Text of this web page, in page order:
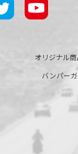
オリジナル
バンパー